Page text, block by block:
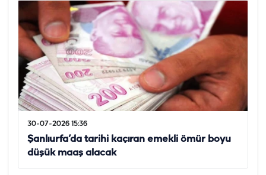
30-07-2026 15:36
Şanlıurfa’da tarihi kaçıran emekli ömür boyu
düşük maaş alacak